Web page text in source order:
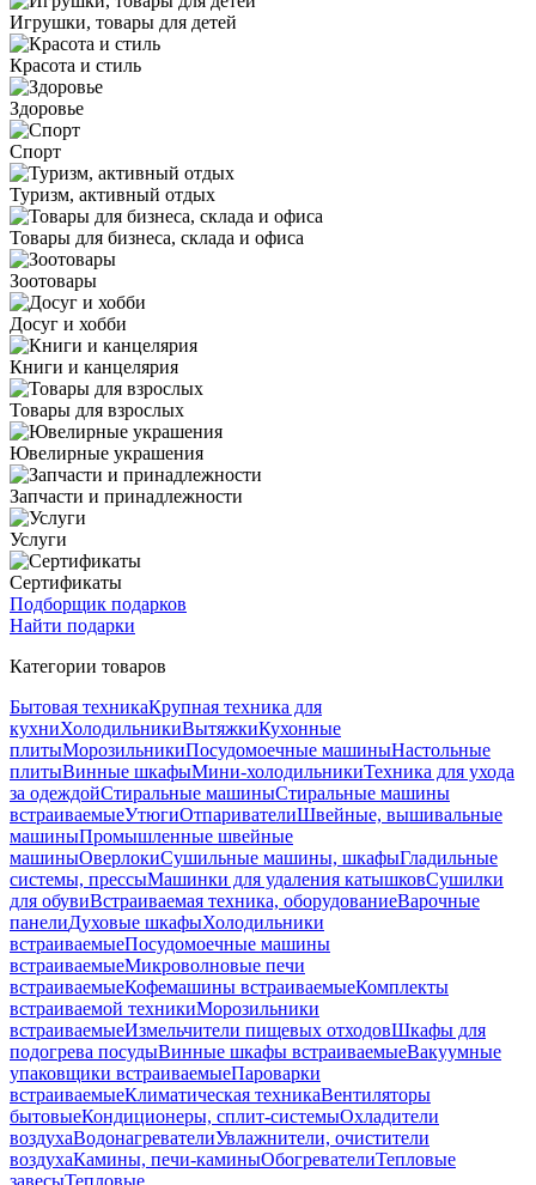
Игрушки, товары для детей
Красота и стиль
Здоровье
Спорт
Туризм, активный отдых
Товары для бизнеса, склада и офиса
Зоотовары
Досуг и хобби
Книги и канцелярия
Товары для взрослых
Ювелирные украшения
Запчасти и принадлежности
Услуги
Сертификаты
Подборщик подарков
Найти подарки
Категории товаров
Бытовая техникаКрупная техника для
кухниХолодильникиВытяжкиКухонные
плитыМорозильникиПосудомоечные машиныНастольные
плитыВинные шкафыМини-холодильникиТехника для ухода
за одеждойСтиральные машиныСтиральные машины
встраиваемыеУтюгиОтпаривателиШвейные, вышивальные
машиныПромышленные швейные
машиныОверлокиСушильные машины, шкафыГладильные
системы, прессыМашинки для удаления катышковСушилки
для обувиВстраиваемая техника, оборудованиеВарочные
панелиДуховые шкафыХолодильники
встраиваемыеПосудомоечные машины
встраиваемыеМикроволновые печи
встраиваемыеКофемашины встраиваемыеКомплекты
встраиваемой техникиМорозильники
встраиваемыеИзмельчители пищевых отходовШкафы для
подогрева посудыВинные шкафы встраиваемыеВакуумные
упаковщики встраиваемыеПароварки
встраиваемыеКлиматическая техникаВентиляторы
бытовыеКондиционеры, сплит-системыОхладители
воздухаВодонагревателиУвлажнители, очистители
воздухаКамины, печи-каминыОбогревателиТепловые
завесыТепловые